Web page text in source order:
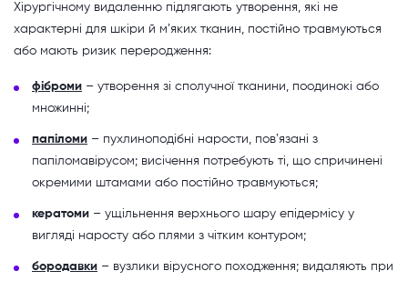
Хірургічному видаленню підлягають утворення, які не
характерні для шкіри й мʼяких тканин, постійно травмуються
або мають ризик переродження:
фіброми – утворення зі сполучної тканини, поодинокі або
множинні;
папіломи – пухлиноподібні нарости, повʼязані з
папіломавірусом; висічення потребують ті, що спричинені
окремими штамами або постійно травмуються;
кератоми – ущільнення верхнього шару епідермісу у
вигляді наросту або плями з чітким контуром;
бородавки – вузлики вірусного походження; видаляють при